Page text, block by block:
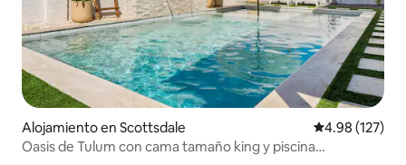
Alojamiento en Scottsdale Calificación
4.98 (127)
Oasis de Tulum con cama tamaño king y piscina